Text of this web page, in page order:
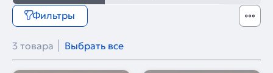
Фильтры
3 товара Выбрать все